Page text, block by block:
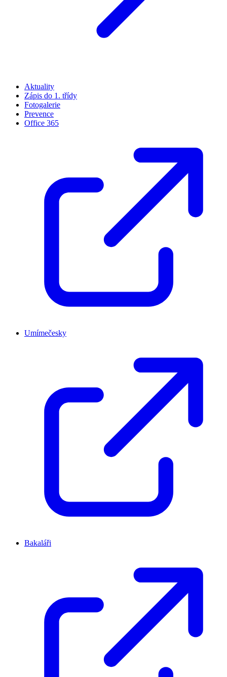
Aktuality
Zápis do 1. třídy
Fotogalerie
Prevence
Office 365
Umímečesky
Bakaláři